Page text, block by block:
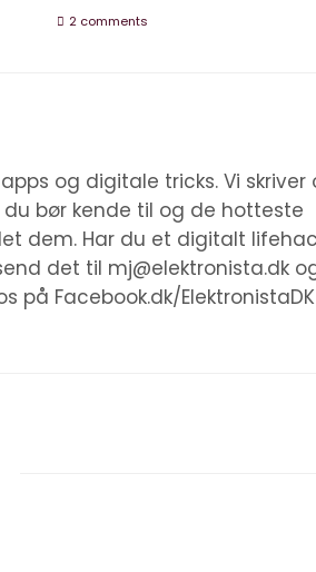
2 comments
og digitale tricks. Vi skriver
bør kende til og de hotteste
dem. Har du et digitalt
det til mj@elektronista.dk
på Facebook.dk/ElektronistaDK